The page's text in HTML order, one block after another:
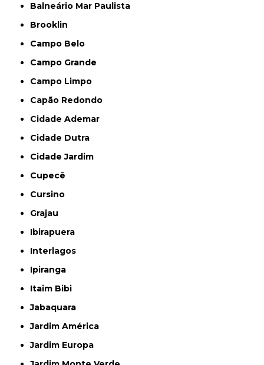
Balneário Mar Paulista
Brooklin
Campo Belo
Campo Grande
Campo Limpo
Capão Redondo
Cidade Ademar
Cidade Dutra
Cidade Jardim
Cupecê
Cursino
Grajau
Ibirapuera
Interlagos
Ipiranga
Itaim Bibi
Jabaquara
Jardim América
Jardim Europa